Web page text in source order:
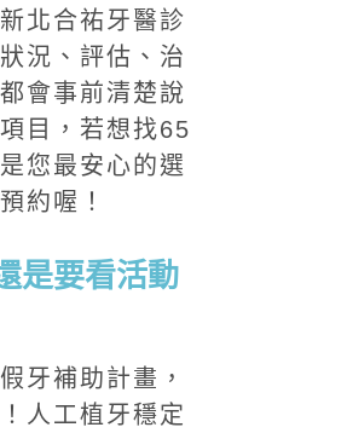
北合祐牙醫診
況、評估、治
會事前清楚說
目，若想找65
您最安心的選
約喔！
是要看活動
牙補助計畫，
人工植牙穩定